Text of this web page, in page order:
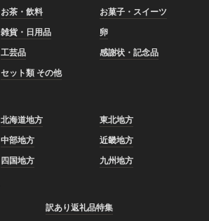
お茶・飲料
お菓子・スイーツ
雑貨・日用品
卵
工芸品
感謝状・記念品
セット類 その他
北海道地方
東北地方
中部地方
近畿地方
四国地方 九州地方
訳あり返礼品特集